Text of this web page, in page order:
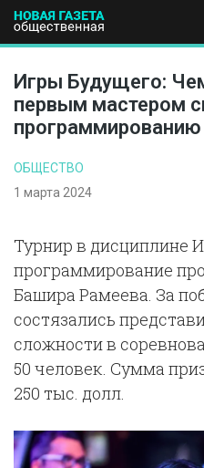
ПОЛИТИКА
Игры Будущего:
первым мастером
программированию
ОБЩЕСТВО
1 марта 2024
Турнир в дисциплине
программирование
Башира Рамеева. За
состязались
сложности в
50 человек. Сумма
250 тыс. долл.